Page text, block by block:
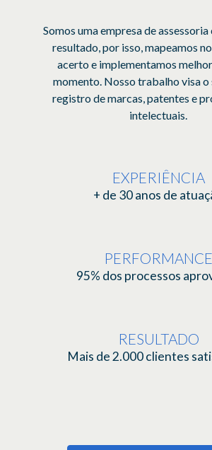
Somos uma empresa de
resultado, por isso, mapeamos
acerto e implementamos
momento. Nosso trabalho visa o
registro de marcas, patentes e
intelectuais.
EXPERIÊNCIA
+ de 30 anos de
PERFORMANCE
95% dos processos
RESULTADO
Mais de 2.000 clientes